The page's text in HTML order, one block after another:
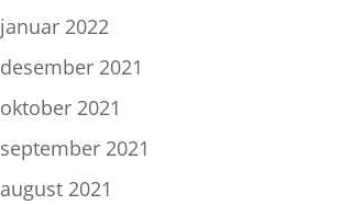
januar 2022
desember 2021
oktober 2021
september 2021
august 2021